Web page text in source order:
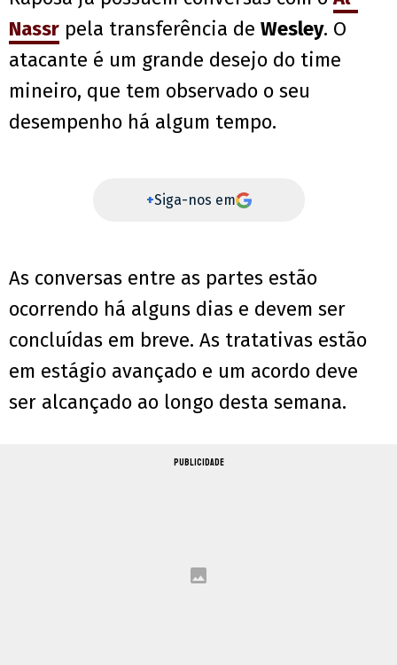
Nassr pela transferência de Wesley. O
atacante é um grande desejo do time
mineiro, que tem observado o seu
desempenho há algum tempo.
+Siga-nos em
As conversas entre as partes estão
ocorrendo há alguns dias e devem ser
concluídas em breve. As tratativas estão
em estágio avançado e um acordo deve
ser alcançado ao longo desta semana.
PUBLICIDADE